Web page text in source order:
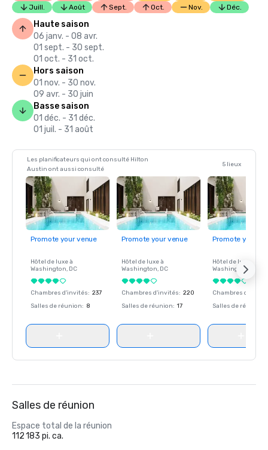
Juill.
Août Sept. Oct. Nov. Déc.
Haute saison
06 janv. - 08 avr.
01 sept. - 30 sept.
01 oct. - 31 oct.
Hors saison
01 nov. - 30 nov.
09 avr. - 30 juin
Basse saison
01 déc. - 31 déc.
01 juil. - 31 août
Les planificateurs qui ont consulté Hilton
Austin ont aussi consulté
5 lieux
Promote your venue
Hôtel de luxe à
Washington, DC
Chambres d'invités: 237
Salles de réunion: 8
Promote your venue
Hôtel de luxe à
Washington, DC
Chambres d'invités: 220
Salles de réunion: 17
Promote your
Hôtel de luxe à
Washington
Chambres
Salles de réunion
Salles de réunion
Espace total de la réunion
112 183 pi. ca.